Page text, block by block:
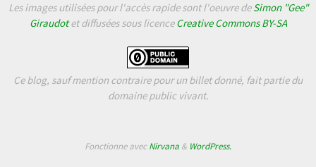
Les images utilisées pour l'accès rapide sont l'oeuvre deSimon "Gee"
Giraudotet diffusées sous licenceCreative Commons BY-SA
Ce blog, sauf mention contraire pour un billet donné, fait partie du
domaine public vivant.
Fonctionne avecNirvana & WordPress.